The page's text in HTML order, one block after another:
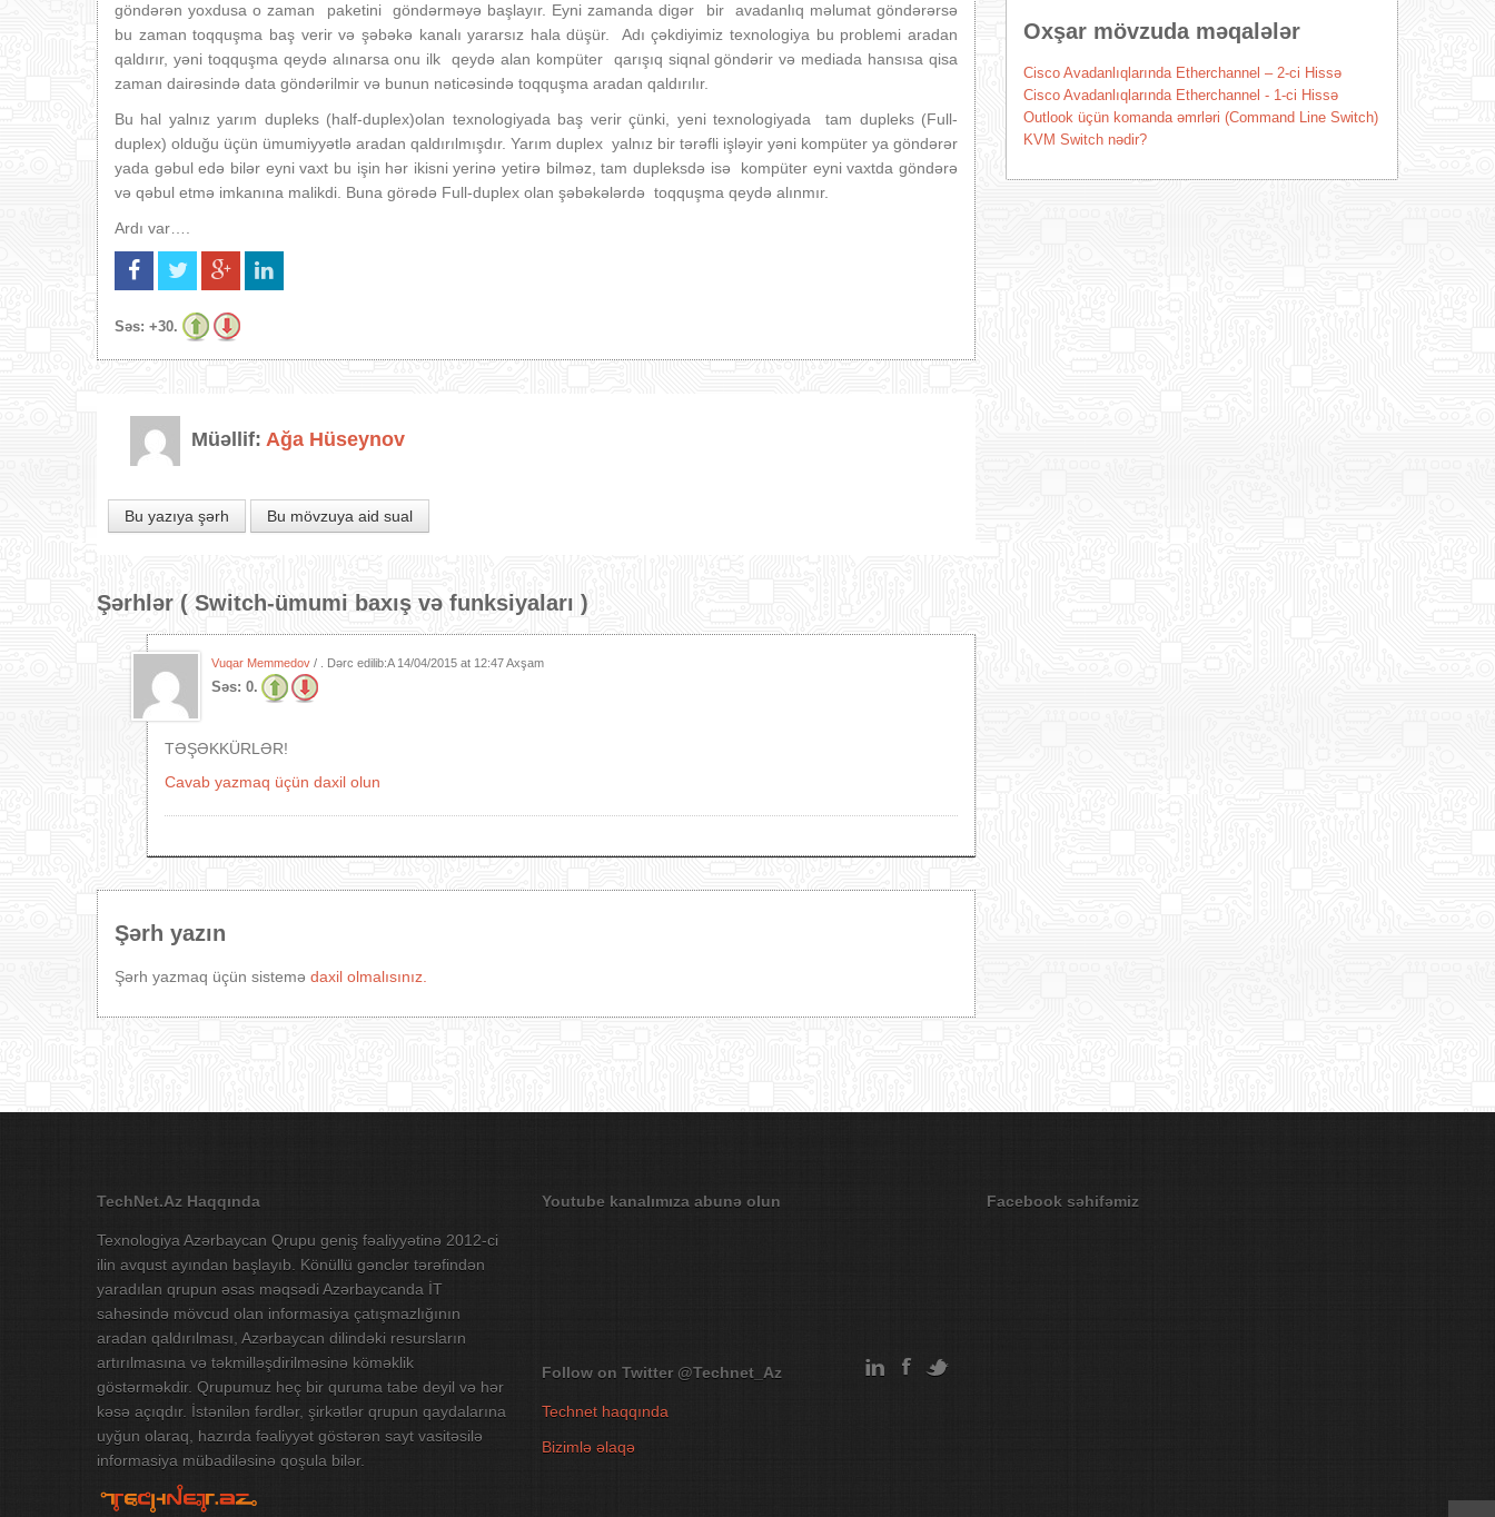
göndərən yoxdusa o zaman paketini göndərməyə başlayır. Eyni zamanda digər bir avadanlıq məlumat göndərərsə
bu zaman toqquşma baş verir və şəbəkə kanalı yararsız hala düşür. Adı çəkdiyimiz texnologiya bu problemi aradan
qaldırır, yəni toqquşma qeydə alınarsa onu ilk qeydə alan kompüter qarışıq siqnal göndərir və mediada hansısa qisa
zaman dairəsində data göndərilmir və bunun nəticəsində toqquşma aradan qaldırılır.
Bu hal yalnız yarım dupleks (half-duplex)olan texnologiyada baş verir çünki, yeni texnologiyada tam dupleks (Full-
duplex) olduğu üçün ümumiyyətlə aradan qaldırılmışdır. Yarım duplex yalnız bir tərəfli işləyir yəni kompüter ya göndərər
yada gəbul edə bilər eyni vaxt bu işin hər ikisni yerinə yetirə bilməz, tam dupleksdə isə kompüter eyni vaxtda göndərə
və qəbul etmə imkanına malikdi. Buna görədə Full-duplex olan şəbəkələrdə toqquşma qeydə alınmır.
Ardı var….
Səs: +30.
Müəllif: Ağa Hüseynov
Bu yazıya şərh Bu mövzuya aid sual
Şərhlər ( Switch-ümumi baxış və funksiyaları )
Vuqar Memmedov / . Dərc edilib:A 14/04/2015 at 12:47 Axşam
Səs: 0.
TƏŞƏKKÜRLƏR!
Cavab yazmaq üçün daxil olun
Şərh yazın
Şərh yazmaq üçün sistemə daxil olmalısınız.
Oxşar mövzuda məqalələr
Cisco Avadanlıqlarında Etherchannel – 2-ci Hissə
Cisco Avadanlıqlarında Etherchannel - 1-ci Hissə
Outlook üçün komanda əmrləri (Command Line Switch)
KVM Switch nədir?
TechNet.Az Haqqında
Texnologiya Azərbaycan Qrupu geniş fəaliyyətinə 2012-ci
ilin avqust ayından başlayıb. Könüllü gənclər tərəfindən
yaradılan qrupun əsas məqsədi Azərbaycanda İT
sahəsində mövcud olan informasiya çatışmazlığının
aradan qaldırılması, Azərbaycan dilindəki resursların
artırılmasına və təkmilləşdirilməsinə köməklik
göstərməkdir. Qrupumuz heç bir quruma tabe deyil və hər
kəsə açıqdır. İstənilən fərdlər, şirkətlər qrupun qaydalarına
uyğun olaraq, hazırda fəaliyyət göstərən sayt vasitəsilə
informasiya mübadiləsinə qoşula bilər.
Youtube kanalımıza abunə olun
Follow on Twitter @Technet_Az
Technet haqqında
Bizimlə əlaqə
Facebook səhifəmiz